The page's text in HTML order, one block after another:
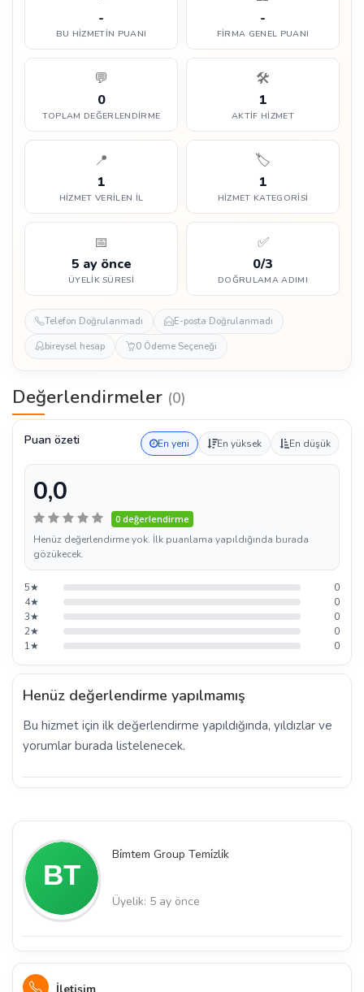
-
BU HIZMETIN PUANI
-
FIRMA GENEL PUANI
💬
0
TOPLAM DEĞERLENDIRME
🛠️
1
AKTIF HIZMET
📍
1
HIZMET VERILEN İL
🏷️
1
HIZMET KATEGORISI
📅
5 ay önce
ÜYELIK SÜRESI
✅
0/3
DOĞRULAMA ADIMI
Telefon Doğrulanmadı
E-posta Doğrulanmadı
bireysel hesap
0 Ödeme Seçeneği
Değerlendirmeler (0)
Puan özeti En yeni En yüksek En düşük
0,0
0 değerlendirme
Henüz değerlendirme yok. İlk puanlama yapıldığında burada
gözükecek.
5★
0
4★
0
3★
0
2★
0
1★
0
Henüz değerlendirme yapılmamış
Bu hizmet için ilk değerlendirme yapıldığında, yıldızlar ve
yorumlar burada listelenecek.
Bi̇mtem Group Temi̇zli̇k
Üyelik: 5 ay önce